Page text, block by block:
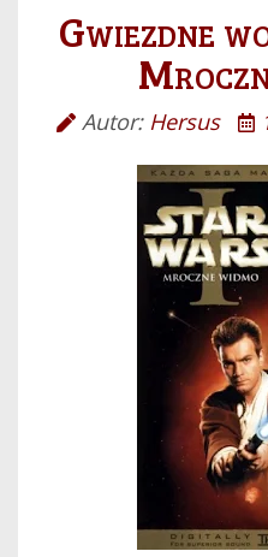
Gwiezdne
Autor: Hersus